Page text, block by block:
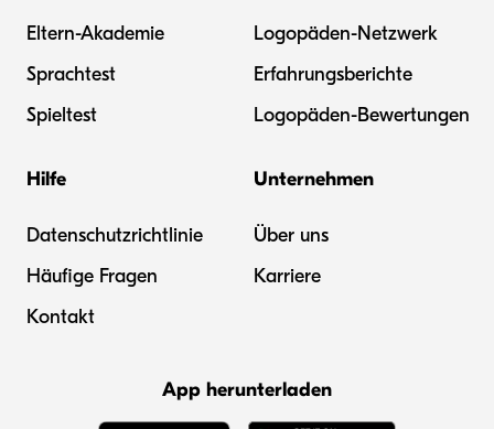
Eltern-Akademie
Sprachtest
Spieltest
Logopäden-Netzwerk
Erfahrungsberichte
Logopäden-Bewertungen
Hilfe
Datenschutzrichtlinie
Häufige Fragen
Kontakt
Unternehmen
Über uns
Karriere
App herunterladen